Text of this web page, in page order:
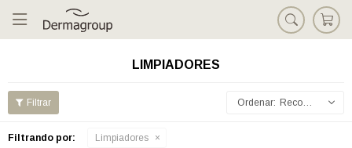

LIMPIADORES
Recomendados
Filtrando por: Limpiadores